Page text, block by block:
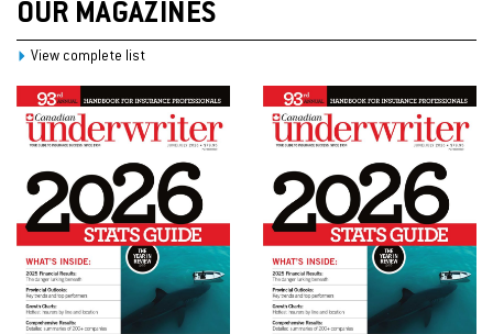
OUR MAGAZINES
View complete list